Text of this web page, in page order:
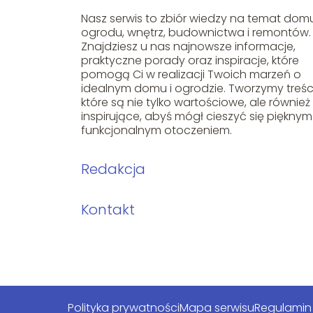
Nasz serwis to zbiór wiedzy na temat
ogrodu, wnętrz, budownictwa i remontów.
Znajdziesz u nas najnowsze informacje,
praktyczne porady oraz inspiracje, które
pomogą Ci w realizacji Twoich marzeń o
idealnym domu i ogrodzie. Tworzymy
które są nie tylko wartościowe, ale również
inspirujące, abyś mógł cieszyć się
funkcjonalnym otoczeniem.
Redakcja
Kontakt
Polityka prywatnościMapa serwisuRegulamin